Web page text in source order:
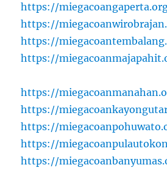
https://
https://
https://
https://
https://
https://
https://
https://
https://